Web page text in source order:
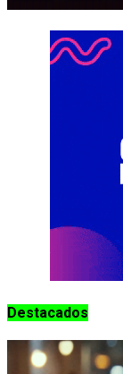
Destacados